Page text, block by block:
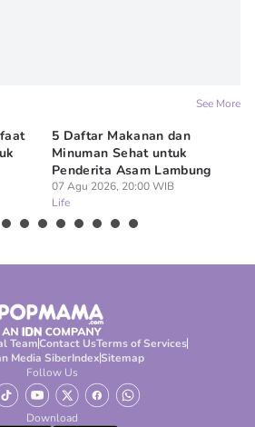
See More
5 Daftar Makanan dan
Minuman Sehat untuk
Penderita Asam Lambung
07 Agu 2026, 20:00 WIB
Life
TeamContact UsTerms of Services
Media SiberIndexSitemap
Follow Us
Download